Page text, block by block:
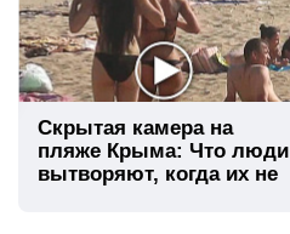
Скрытая камера на
пляже Крыма: Что люди
вытворяют, когда их не